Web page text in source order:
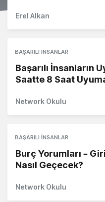
Erel Alkan
BAŞARILI İNSANLAR
Başarılı İnsanların
Saatte 8 Saat
Network Okulu
BAŞARILI İNSANLAR
Burç Yorumları –
Nasıl Geçecek?
Network Okulu